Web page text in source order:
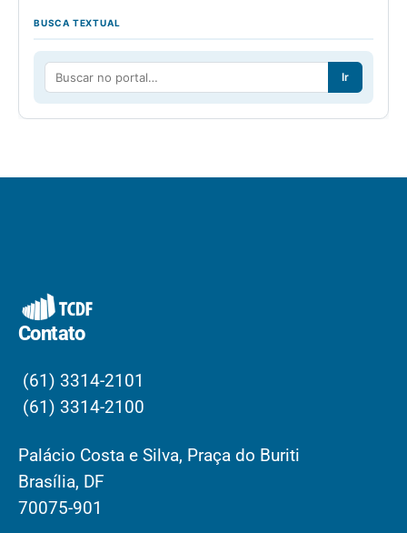
BUSCA TEXTUAL
Ir
Contato
(61) 3314-2101
(61) 3314-2100
Palácio Costa e Silva, Praça do Buriti
Brasília, DF
70075-901